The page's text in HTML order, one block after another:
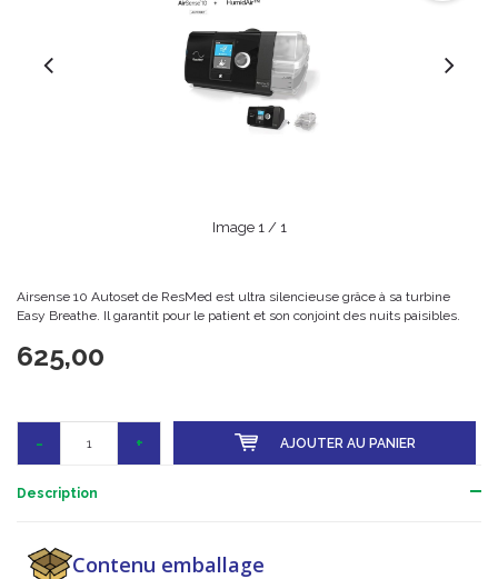
Image 1/ 1
Airsense 10 Autoset de ResMed est ultra silencieuse grâce à sa turbine
Easy Breathe. Il garantit pour le patient et son conjoint des nuits paisibles.
625,00
- + AJOUTER AU PANIER
Description
Contenu emballage